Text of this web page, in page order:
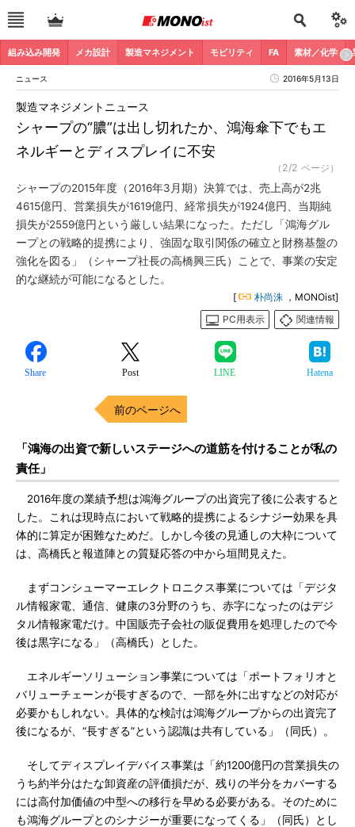
組み込み開発 メカ設計 製造マネジメント モビリティ FA 素材／化学
ニュース 2016年5月13日
シャープの“膿”は出し切れたか、鴻海傘下でもエ
ネルギーとディスプレイに不安
製造マネジメントニュース
（2/2 ページ）
シャープの2015年度（2016年3月期）決算では、売上高が2兆
4615億円、営業損失が1619億円、経常損失が1924億円、当期純
損失が2559億円という厳しい結果になった。ただし「鴻海グル
ープとの戦略的提携により、強固な取引関係の確立と財務基盤の
強化を図る」（シャープ社長の高橋興三氏）ことで、事業の安定
的な継続が可能になるとした。
[ 朴尚洙 ，MONOist]
PC用表示
関連情報
Share Post LINE Hatena
前のページへ
「鴻海の出資で新しいステージへの道筋を付けることが私の
責任」
2016年度の業績予想は鴻海グループの出資完了後に公表すると
した。これは現時点において戦略的提携によるシナジー効果を具
体的に算定が困難なためだ。しかし今後の見通しの大枠について
は、高橋氏と報道陣との質疑応答の中から垣間見えた。
まずコンシューマーエレクトロニクス事業については「デジタ
ル情報家電、通信、健康の3分野のうち、赤字になったのはデジ
タル情報家電だけ。中国販売子会社の販促費用を処理したので今
後は黒字になる」（高橋氏）とした。
エネルギーソリューション事業については「ポートフォリオと
バリューチェーンが長すぎるので、一部を外に出すなどの対応が
必要かもしれない。具体的な検討は鴻海グループからの出資完了
後になるが、“長すぎる”という認識は共有している」（同氏）。
そしてディスプレイデバイス事業は「約1200億円の営業損失の
うち約半分はたな卸資産の評価損だが、残りの半分をカバーする
には高付加価値の中型への移行を早める必要がある。そのために
も鴻海グループとのシナジーが重要になってくる」（同氏）とし